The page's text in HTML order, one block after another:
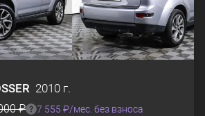
2010 г.
₽ 7 555 ₽/мес. без взноса